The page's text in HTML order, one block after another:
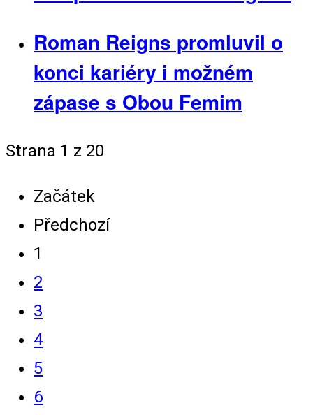
Roman Reigns promluvil o
konci kariéry i možném
zápase s Obou Femim
Strana 1 z 20
Začátek
Předchozí
1
2
3
4
5
6